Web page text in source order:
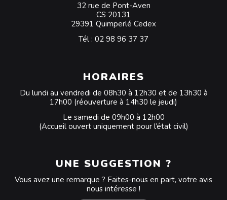
32 rue de Pont-Aven
CS 20131
29391 Quimperlé Cedex
Tél : 02 98 96 37 37
HORAIRES
Du lundi au vendredi de 08h30 à 12h30 et de 13h30 à
17h00 (réouverture à 14h30 le jeudi)
Le samedi de 09h00 à 12h00
(Accueil ouvert uniquement pour l’état civil)
UNE SUGGESTION ?
Vous avez une remarque ? Faites-nous en part, votre avis
nous intéresse !